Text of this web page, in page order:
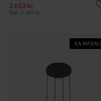
3 653 kr
Rek. 5 499 kr
KAMPANJ